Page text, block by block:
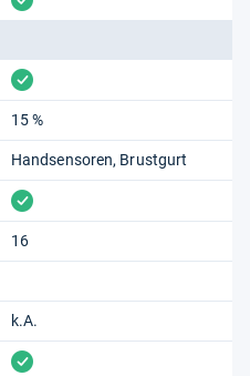
vorhanden
15 %
Handsensoren Brustgurt
vorhanden
16
k.A.
vorhanden